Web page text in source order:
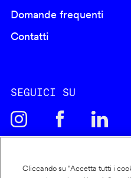
Domande frequenti
Contatti
SEGUICI SU
Cliccando su “Accetta tutti i